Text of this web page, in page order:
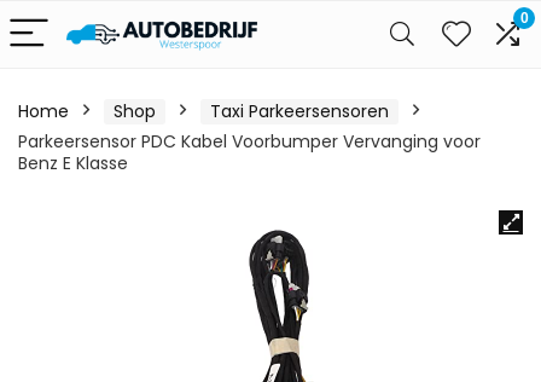
0
Home Shop
Taxi Parkeersensoren
Parkeersensor PDC Kabel Voorbumper Vervanging voor
Benz E Klasse